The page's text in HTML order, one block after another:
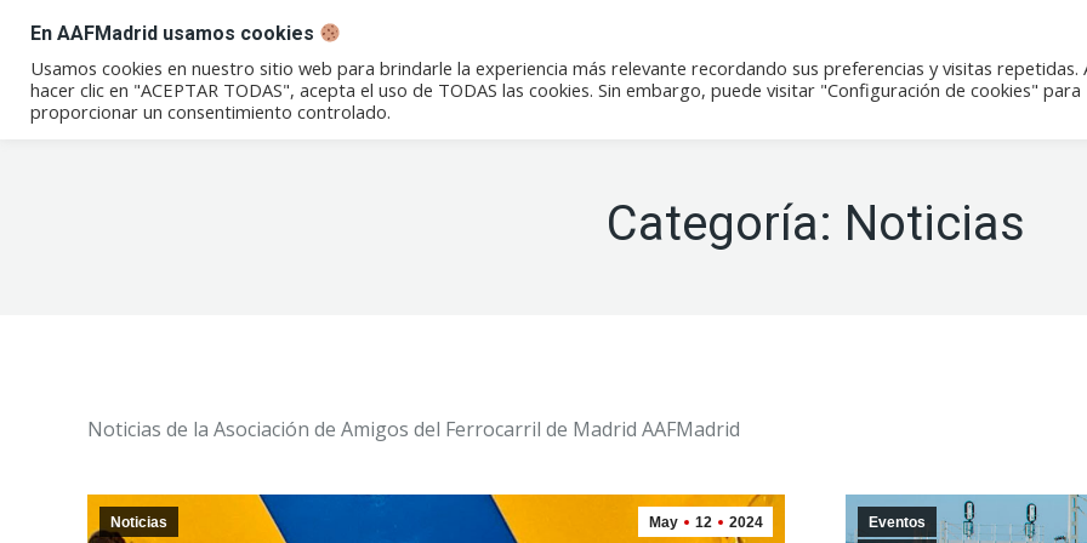
Conócenos Eventos Noticias Actividades Tienda Contacto
Categoría: Noticias
Noticias de la Asociación de Amigos del Ferrocarril de Madrid AAFMadrid
May 12 2024
Noticias
Eventos
En AAFMadrid usamos cookies
Usamos cookies en nuestro sitio web para brindarle la experiencia más relevante recordando sus preferencias y visitas repetidas.
hacer clic en "ACEPTAR TODAS", acepta el uso de TODAS las cookies. Sin embargo, puede visitar "Configuración de cookies" para
proporcionar un consentimiento controlado.